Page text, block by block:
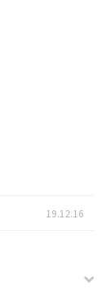
19.12.16